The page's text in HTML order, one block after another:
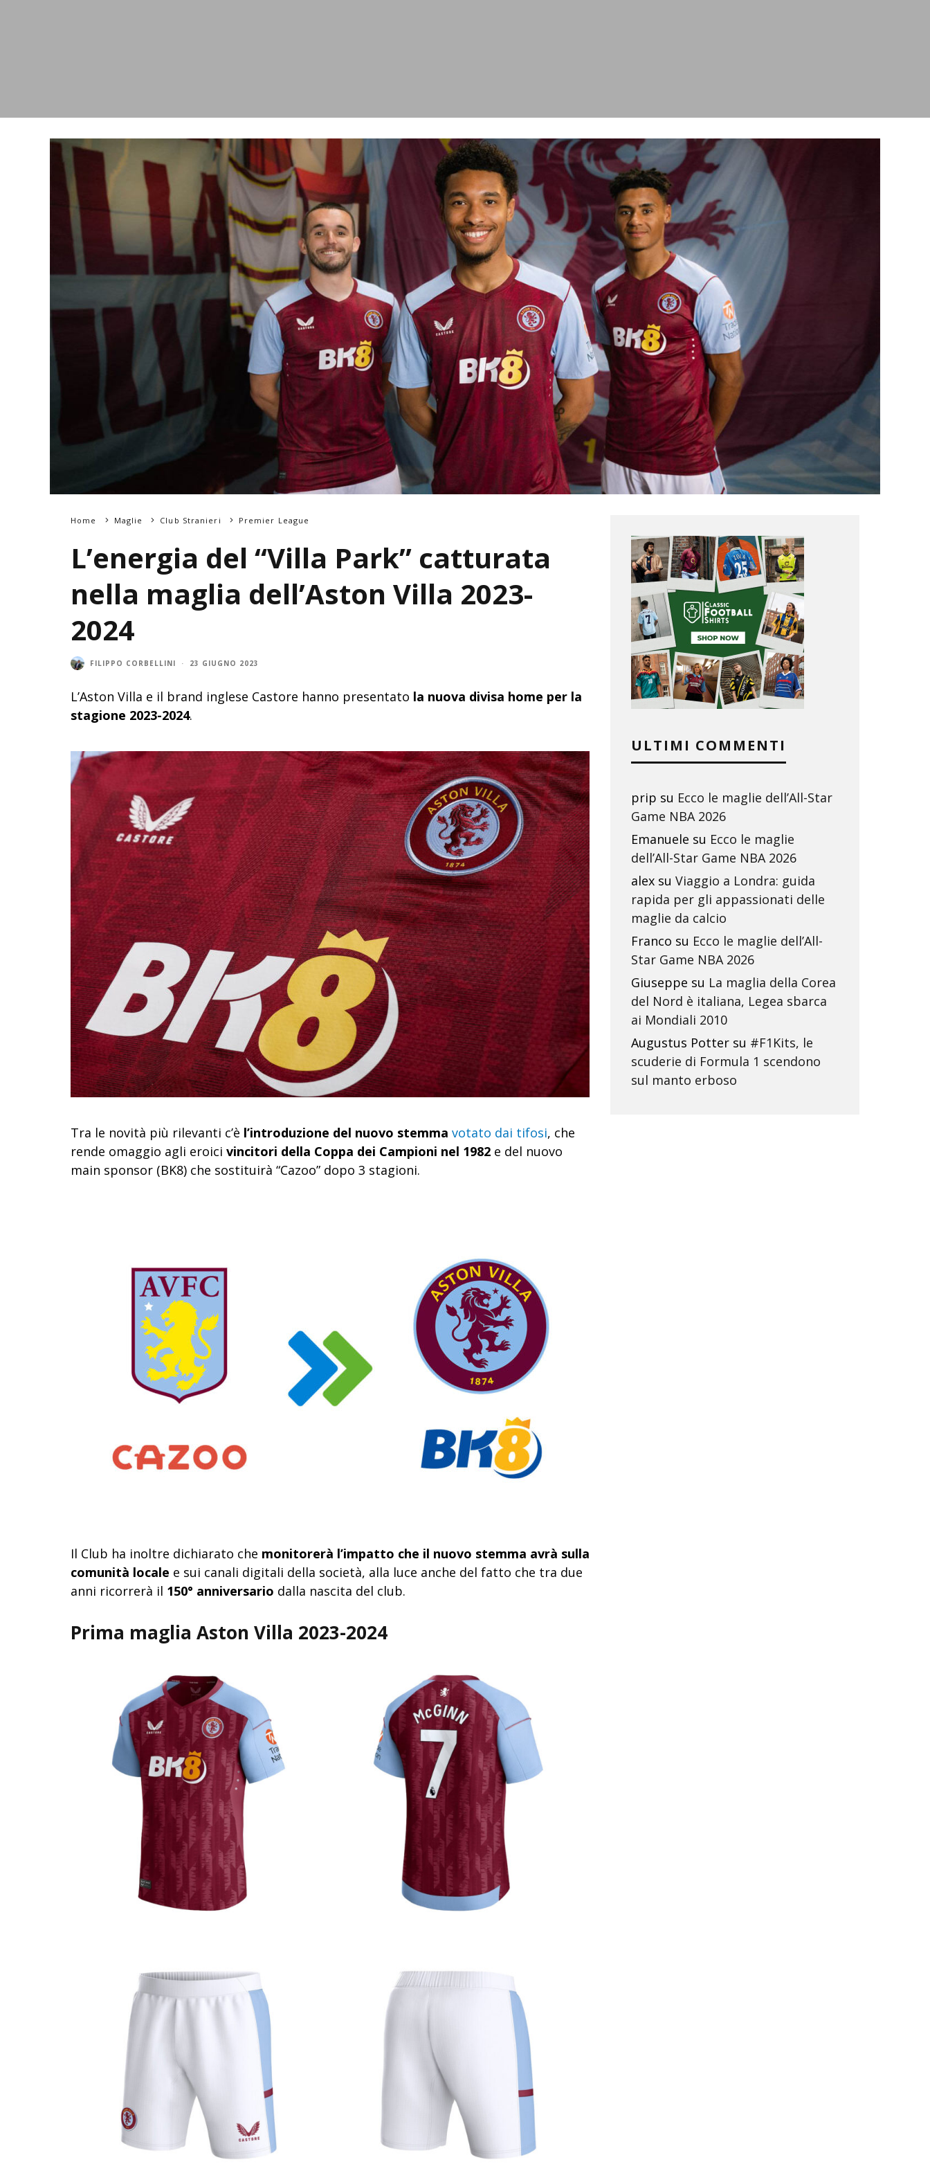
Home Maglie Club Stranieri Premier League
L’energia del “Villa Park” catturata
nella maglia dell’Aston Villa 2023-
2024
FILIPPO CORBELLINI · 23 GIUGNO 2023
L’Aston Villa e il brand inglese Castore hanno presentato la nuova divisa home per la
stagione 2023-2024.
Tra le novità più rilevanti c’è l’introduzione del nuovo stemma votato dai tifosi, che
rende omaggio agli eroici vincitori della Coppa dei Campioni nel 1982 e del nuovo
main sponsor (BK8) che sostituirà “Cazoo” dopo 3 stagioni.
Il Club ha inoltre dichiarato che monitorerà l’impatto che il nuovo stemma avrà sulla
comunità locale e sui canali digitali della società, alla luce anche del fatto che tra due
anni ricorrerà il 150° anniversario dalla nascita del club.
Prima maglia Aston Villa 2023-2024
ULTIMI COMMENTI
prip su Ecco le maglie dell’All-Star
Game NBA 2026
Emanuele su Ecco le maglie
dell’All-Star Game NBA 2026
alex su Viaggio a Londra: guida
rapida per gli appassionati delle
maglie da calcio
Franco su Ecco le maglie dell’All-
Star Game NBA 2026
Giuseppe su La maglia della Corea
del Nord è italiana, Legea sbarca
ai Mondiali 2010
Augustus Potter su #F1Kits, le
scuderie di Formula 1 scendono
sul manto erboso